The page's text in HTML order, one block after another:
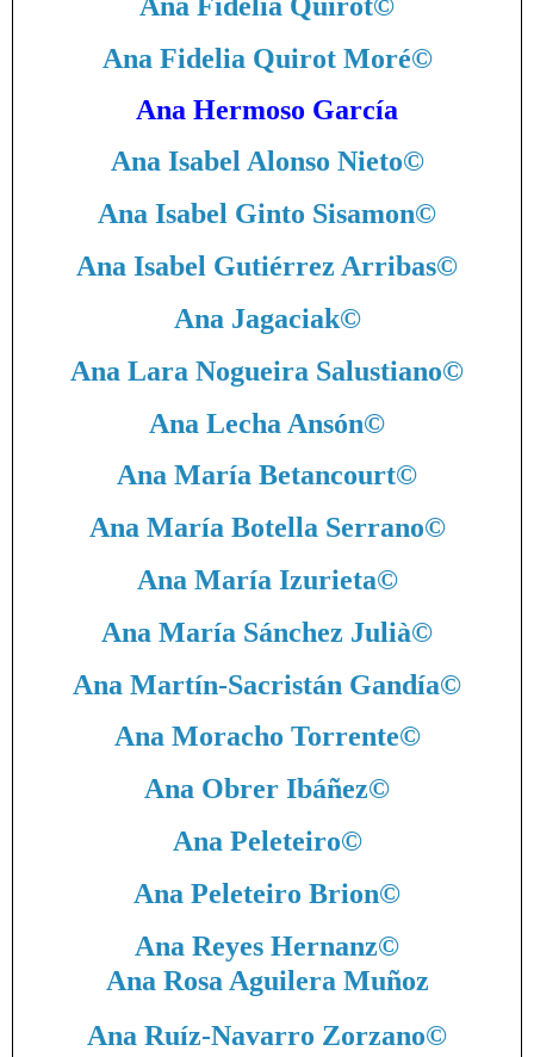
Ana Fidelia Quirot Moré©
Ana Hermoso García
Ana Isabel Alonso Nieto©
Ana Isabel Ginto Sisamon©
Ana Isabel Gutiérrez Arribas©
Ana Jagaciak©
Ana Lara Nogueira Salustiano©
Ana Lecha Ansón©
Ana María Betancourt©
Ana María Botella Serrano©
Ana María Izurieta©
Ana María Sánchez Julià©
Ana Martín-Sacristán Gandía©
Ana Moracho Torrente©
Ana Obrer Ibáñez©
Ana Peleteiro©
Ana Peleteiro Brion©
Ana Reyes Hernanz©
Ana Rosa Aguilera Muñoz
Ana Ruíz-Navarro Zorzano©